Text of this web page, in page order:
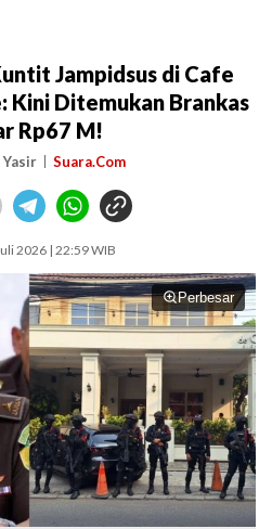
Jampidsus di Cafe
Kini Ditemukan Brankas
Rp67 M!
Yasir Suara.Com
2026 | 22:59 WIB
Perbesar